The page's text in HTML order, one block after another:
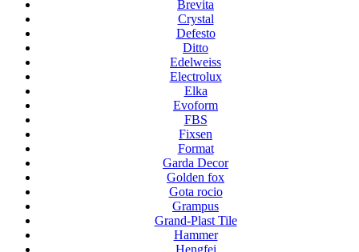
Brevita
Crystal
Defesto
Ditto
Edelweiss
Electrolux
Elka
Evoform
FBS
Fixsen
Format
Garda Decor
Golden fox
Gota rocio
Grampus
Grand-Plast Tile
Hammer